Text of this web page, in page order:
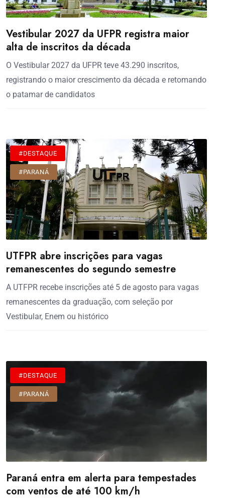
Vestibular 2027 da UFPR registra maior
alta de inscritos da década
O Vestibular 2027 da UFPR teve 43.290 inscritos,
registrando o maior crescimento da década e retomando
o patamar de candidatos
#DESTAQUE
#PARANÁ
UTFPR abre inscrições para vagas
remanescentes do segundo semestre
A UTFPR recebe inscrições até 5 de agosto para vagas
remanescentes da graduação, com seleção por
Vestibular, Enem ou histórico
#DESTAQUE
#PARANÁ
Paraná entra em alerta para tempestades
com ventos de até 100 km/h